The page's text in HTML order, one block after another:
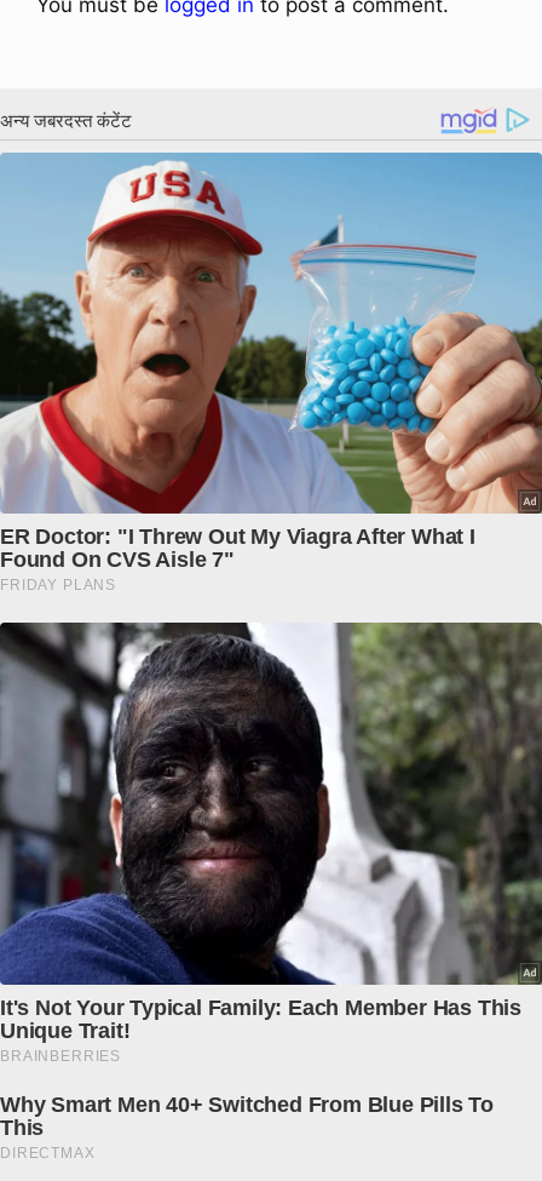
You must be logged in to post a comment.